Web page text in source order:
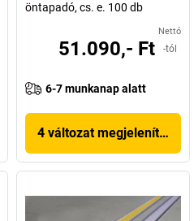
öntapadó, cs. e. 100 db
Nettó
51.090,- Ft -tól
6-7 munkanap alatt
4 változat megjelenítése